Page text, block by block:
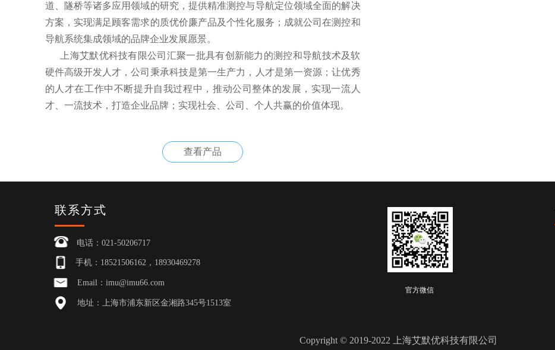
道、隧桥等诸多应用领域的研究，提供精准测控与导航定位领域全面的解决
方案，实现满足顾客需求的质优价廉产品及个性化服务；成就公司在测控和
导航系统集成领域的品牌企业发展愿景。
上海艾默优科技有限公司汇聚一批具有创新能力的测控和导航技术及软
硬件高级开发人才，公司秉承科技是第一生产力，人才是第一资源；让优秀
的人才在工作中不断提升自我过程中，推动公司整体的发展，实现一流人
才、一流技术，打造企业品牌；实现社会、公司、个人共赢的价值体现。
Copyright © 2019-2022 上海艾默优科技有限公司
电话：021-50206717
手机：18521506162，18930469278
Email：imu@imu66.com
地址：上海市浦东新区金湘路345号1513室
联系方式
官方微信